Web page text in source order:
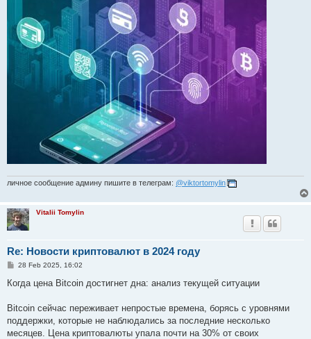
личное сообщение админу пишите в телеграм: @viktortomylin
Vitalii Tomylin
Re: Новости криптовалют в 2024 году
P
s
28 Feb 2025, 16:02
Когда цена Bitcoin достигнет дна: анализ текущей ситуации
Bitcoin сейчас переживает непростые времена, борясь с уровнями
поддержки, которые не наблюдались за последние несколько
месяцев. Цена криптовалюты упала почти на 30% от своих